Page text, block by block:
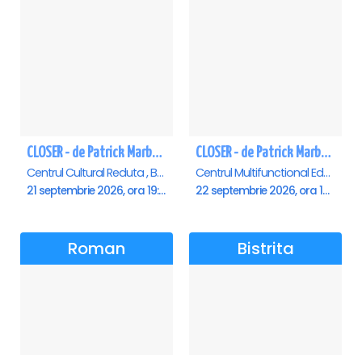
CLOSER - de Patrick Marber - Premiera - Brasov
Centrul Cultural Reduta , Brasov
21 septembrie 2026, ora 19:00
CLOSER - de Patrick Marber - Premiera - Constanta
Centrul Multifunctional Educativ pentru Tineret Jean Constantin, Constanta
22 septembrie 2026, ora 19:00
Roman Bistrita